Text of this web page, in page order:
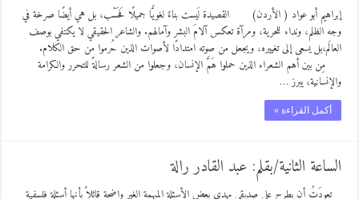
إبراهيم أبو عواد ( الأردن) القصيدة لَيست بناءً لغويًّا جميلًا فَحَسْب، بل هي أيضًا صرخة في
وجه الظلم، ونداء للحرية، ومرآة تعكس آلامَ البشر وآمالهم. والشاعر الحقيقي لا يكتفي بوصف
العالَم،بل يسعى إلى تغييره، ويجعل من صوته امتدادًا لأصوات الذين حُرموا من حق الكلام.
مِن بين أهم الشعراء الذين حملوا هَمَّ الإنسان، وجعلوا من الشعر رسالةً للتحرر والكرامة
والإنسانية، يبرز …
أكمل القراءة »
الساعة الثانية/بقلم: عبد القادر رالة
تعودَتُ أن يطرح على صديقي مهدي بعض الأسئلة المبهمة الغير واضحة قائلاً بأنها أسئلة فلسفية